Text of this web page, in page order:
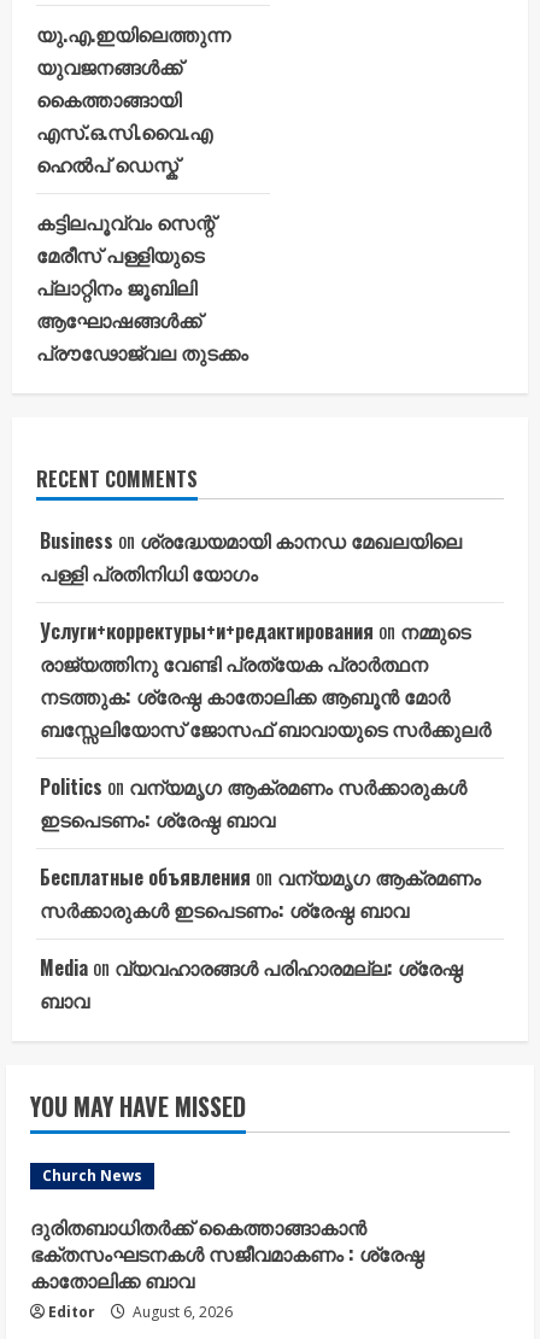
യു.എ.ഇയിലെത്തുന്ന
യുവജനങ്ങൾക്ക്
കൈത്താങ്ങായി
എസ്.ഒ.സി.വൈ.എ
ഹെൽപ് ഡെസ്ക്
കട്ടിലപൂവ്വം സെന്റ്
മേരീസ് പള്ളിയുടെ
പ്ലാറ്റിനം ജൂബിലി
ആഘോഷങ്ങൾക്ക്
പ്രൗഢോജ്വല തുടക്കം
RECENT COMMENTS
Business on ശ്രദ്ധേയമായി കാനഡ മേഖലയിലെ
പള്ളി പ്രതിനിധി യോഗം
Услуги+корректуры+и+редактирования on നമ്മുടെ
രാജ്യത്തിനു വേണ്ടി പ്രത്യേക പ്രാർത്ഥന
നടത്തുക: ശ്രേഷ്ഠ കാതോലിക്ക ആബൂൻ മോർ
ബസ്സേലിയോസ് ജോസഫ് ബാവായുടെ സർക്കുലർ
Politics on വന്യമൃഗ ആക്രമണം സർക്കാരുകൾ
ഇടപെടണം: ശ്രേഷ്ഠ ബാവ
Бесплатные объявления on വന്യമൃഗ ആക്രമണം
സർക്കാരുകൾ ഇടപെടണം: ശ്രേഷ്ഠ ബാവ
Media on വ്യവഹാരങ്ങൾ പരിഹാരമല്ല: ശ്രേഷ്ഠ
ബാവ
YOU MAY HAVE MISSED
Church News
ദുരിതബാധിതർക്ക് കൈത്താങ്ങാകാൻ
ഭക്തസംഘടനകൾ സജീവമാകണം : ശ്രേഷ്ഠ
കാതോലിക്ക ബാവ
Editor August 6, 2026